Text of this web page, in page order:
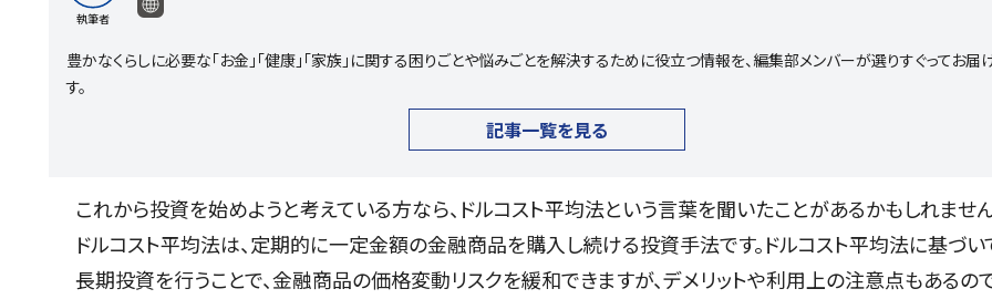
執筆者
豊かなくらしに必要な「お金」「健康」「家族」に関する困りごとや悩みごとを解決するために役立つ情報を、編集部メンバーが選りすぐってお届
す。
記事一覧を見る
これから投資を始めようと考えている方なら、ドルコスト平均法という言葉を聞いたことがあるかもしれませ
ドルコスト平均法は、定期的に一定金額の金融商品を購入し続ける投資手法です。ドルコスト平均法に基づい
長期投資を行うことで、金融商品の価格変動リスクを緩和できますが、デメリットや利用上の注意点もあるの